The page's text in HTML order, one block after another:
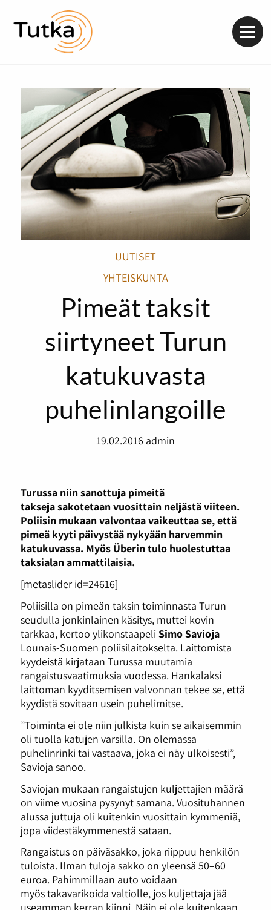
UUTISET
YHTEISKUNTA
Pimeät taksit
siirtyneet Turun
katukuvasta
puhelinlangoille
19.02.2016 admin
Turussa niin sanottuja pimeitä
takseja sakotetaan vuosittain neljästä viiteen.
Poliisin mukaan valvontaa vaikeuttaa se, että
pimeä kyyti päivystää nykyään harvemmin
katukuvassa. Myös Überin tulo huolestuttaa
taksialan ammattilaisia.
[metaslider id=24616]
Poliisilla on pimeän taksin toiminnasta Turun
seudulla jonkinlainen käsitys, muttei kovin
tarkkaa, kertoo ylikonstaapeli Simo Savioja
Lounais-Suomen poliisilaitokselta. Laittomista
kyydeistä kirjataan Turussa muutamia
rangaistusvaatimuksia vuodessa. Hankalaksi
laittoman kyyditsemisen valvonnan tekee se, että
kyydistä sovitaan usein puhelimitse.
”Toiminta ei ole niin julkista kuin se aikaisemmin
oli tuolla katujen varsilla. On olemassa
puhelinrinki tai vastaava, joka ei näy ulkoisesti”,
Savioja sanoo.
Saviojan mukaan rangaistujen kuljettajien määrä
on viime vuosina pysynyt samana. Vuosituhannen
alussa juttuja oli kuitenkin vuosittain kymmeniä,
jopa viidestäkymmenestä sataan.
Rangaistus on päiväsakko, joka riippuu henkilön
tuloista. Ilman tuloja sakko on yleensä 50–60
euroa. Pahimmillaan auto voidaan
myös takavarikoida valtiolle, jos kuljettaja jää